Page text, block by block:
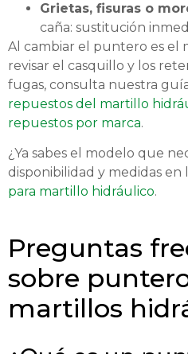
Grietas, fisuras o
caña: sustitución
Al cambiar el puntero es el
revisar el casquillo y los
fugas, consulta nuestra
repuestos del martillo
repuestos por marca.
¿Ya sabes el modelo que
disponibilidad y medidas en
para martillo hidráulico.
Preguntas
sobre
martillos